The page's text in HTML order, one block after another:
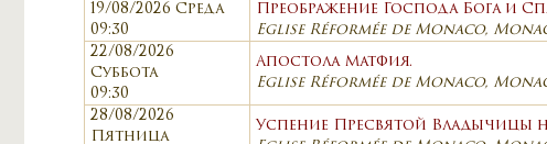
19/08/2026 Среда
09:30
Преображение Господа Бога и
Eglise Réformée de Monaco,
22/08/2026
Суббота
09:30
Апостола Матфия.
Eglise Réformée de Monaco,
28/08/2026
Пятница
Успение Пресвятой Владычицы